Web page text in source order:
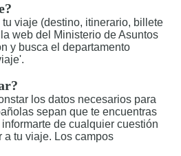
viaje (destino, itinerario, billete
web del Ministerio de Asuntos
y busca el departamento
los datos necesarios para
sepan que te encuentras
de cualquier cuestión
a tu viaje. Los campos